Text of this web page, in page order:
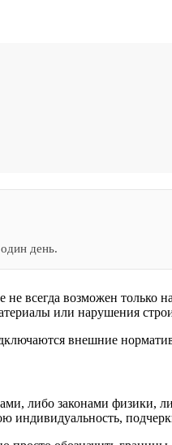
день.
не всегда возможен
или нарушения
внешние
либо законами
индивидуальность,